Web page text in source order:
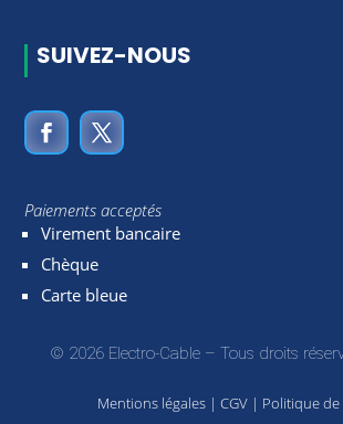
SUIVEZ-NOUS
Paiements acceptés
Virement bancaire
Chèque
Carte bleue
© 2026 Electro-Cable – Tous droits
Mentions légales | CGV | Politique